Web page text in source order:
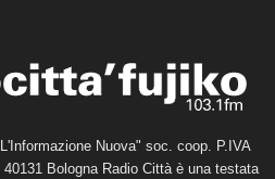
Nuova" soc. coop. P.IVA
Bologna Radio Città è una testata